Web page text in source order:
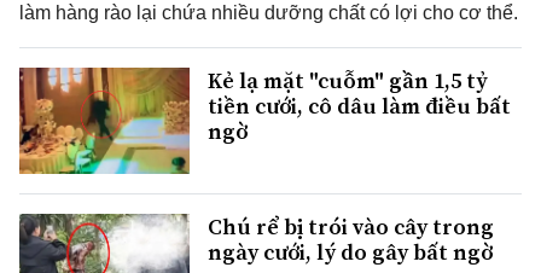
làm hàng rào lại chứa nhiều dưỡng chất có lợi cho cơ thể.
Kẻ lạ mặt "cuỗm" gần 1,5 tỷ
tiền cưới, cô dâu làm điều bất
ngờ
Chú rể bị trói vào cây trong
ngày cưới, lý do gây bất ngờ